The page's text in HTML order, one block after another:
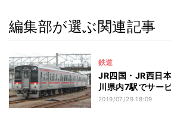
編集部が選ぶ関連記事
鉄道
JR四国・JR西日
川県内7駅でサー
2019/07/29 18:09